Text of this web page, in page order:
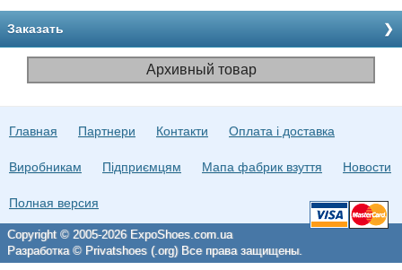
Заказать
Архивный товар
Главная Партнери Контакти Оплата і доставка
Виробникам Підприємцям Мапа фабрик взуття Новости
Полная версия
Copyright © 2005-2026 ExpoShoes.com.ua
Разработка © Privatshoes (.org) Все права защищены.